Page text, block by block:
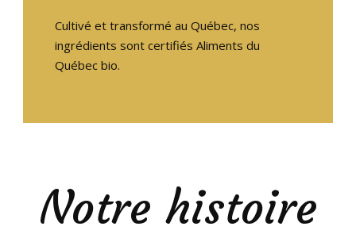
Cultivé et transformé au Québec, nos
ingrédients sont certifiés Aliments du
Québec bio.
Notre histoire